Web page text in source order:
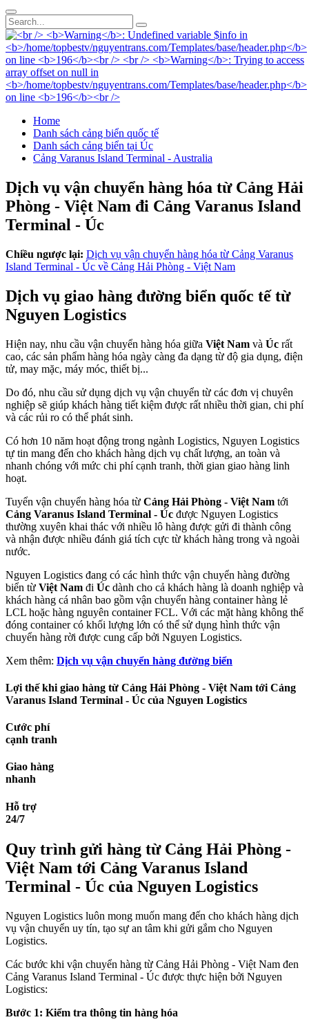
Home
Danh sách cảng biển quốc tế
Danh sách cảng biển tại Úc
Cảng Varanus Island Terminal - Australia
Dịch vụ vận chuyển hàng hóa từ Cảng Hải
Phòng - Việt Nam đi Cảng Varanus Island
Terminal - Úc
Chiều ngược lại: Dịch vụ vận chuyển hàng hóa từ Cảng Varanus
Island Terminal - Úc về Cảng Hải Phòng - Việt Nam
Dịch vụ giao hàng đường biển quốc tế từ
Nguyen Logistics
Hiện nay, nhu cầu vận chuyển hàng hóa giữa Việt Nam và Úc rất
cao, các sản phẩm hàng hóa ngày càng đa dạng từ độ gia dụng, điện
tử, may mặc, máy móc, thiết bị...
Do đó, nhu cầu sử dụng dịch vụ vận chuyển từ các đơn vị chuyên
nghiệp sẽ giúp khách hàng tiết kiệm được rất nhiều thời gian, chi phí
và các rủi ro có thể phát sinh.
Có hơn 10 năm hoạt động trong ngành Logistics, Nguyen Logistics
tự tin mang đến cho khách hàng dịch vụ chất lượng, an toàn và
nhanh chóng với mức chi phí cạnh tranh, thời gian giao hàng linh
hoạt.
Tuyển vận chuyển hàng hóa từ Cảng Hải Phòng - Việt Nam tới
Cảng Varanus Island Terminal - Úc được Nguyen Logistics
thường xuyên khai thác với nhiều lô hàng được gửi đi thành công
và nhận được nhiều đánh giá tích cực từ khách hàng trong và ngoài
nước.
Nguyen Logistics đang có các hình thức vận chuyển hàng đường
biển từ Việt Nam đi Úc dành cho cả khách hàng là doanh nghiệp và
khách hàng cá nhân bao gồm vận chuyển hàng container hàng lẻ
LCL hoặc hàng nguyên container FCL. Với các mặt hàng không thể
đóng container có khối lượng lớn có thể sử dụng hình thức vận
chuyển hàng rời được cung cấp bởi Nguyen Logistics.
Xem thêm: Dịch vụ vận chuyển hàng đường biển
Lợi thế khi giao hàng từ Cảng Hải Phòng - Việt Nam tới Cảng
Varanus Island Terminal - Úc của Nguyen Logistics
Cước phí
cạnh tranh
Giao hàng
nhanh
Hỗ trợ
24/7
Quy trình gửi hàng từ Cảng Hải Phòng -
Việt Nam tới Cảng Varanus Island
Terminal - Úc của Nguyen Logistics
Nguyen Logistics luôn mong muốn mang đến cho khách hàng dịch
vụ vận chuyển uy tín, tạo sự an tâm khi gửi gắm cho Nguyen
Logistics.
Các bước khi vận chuyển hàng từ Cảng Hải Phòng - Việt Nam đen
Cảng Varanus Island Terminal - Úc được thực hiện bởi Nguyen
Logistics:
Bước 1: Kiểm tra thông tin hàng hóa